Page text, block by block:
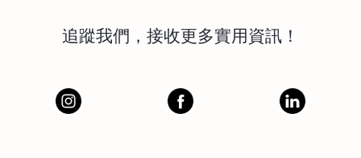
追蹤我們，接收更多實用資訊！